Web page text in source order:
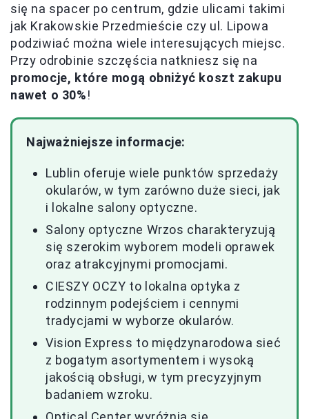
się na spacer po centrum, gdzie ulicami takimi
jak Krakowskie Przedmieście czy ul. Lipowa
podziwiać można wiele interesujących miejsc.
Przy odrobinie szczęścia natkniesz się na
promocje, które mogą obniżyć koszt zakupu
nawet o 30%!
Najważniejsze informacje:
Lublin oferuje wiele punktów sprzedaży
okularów, w tym zarówno duże sieci, jak
i lokalne salony optyczne.
Salony optyczne Wrzos charakteryzują
się szerokim wyborem modeli oprawek
oraz atrakcyjnymi promocjami.
CIESZY OCZY to lokalna optyka z
rodzinnym podejściem i cennymi
tradycjami w wyborze okularów.
Vision Express to międzynarodowa sieć
z bogatym asortymentem i wysoką
jakością obsługi, w tym precyzyjnym
badaniem wzroku.